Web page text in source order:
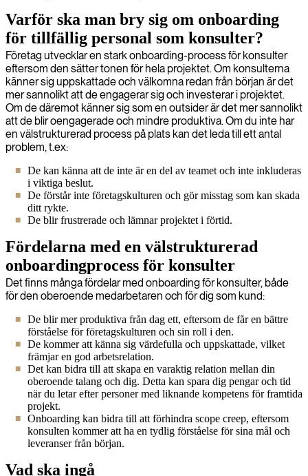
Varför ska man bry sig om onboarding
för tillfällig personal som konsulter?
Företag utvecklar en stark onboarding-process för konsulter
eftersom den sätter tonen för hela projektet. Om konsulterna
känner sig uppskattade och välkomna redan från början är det
mer sannolikt att de engagerar sig och investerar i projektet.
Om de däremot känner sig som en outsider är det mer sannolikt
att de blir oengagerade och mindre produktiva. Om du inte har
en välstrukturerad process på plats kan det leda till ett antal
problem, t.ex:
De kan känna att de inte är en del av teamet och inte inkluderas
i viktiga beslut.
De förstår inte företagskulturen och gör misstag som kan skada
ditt rykte.
De blir frustrerade och lämnar projektet i förtid.
Fördelarna med en välstrukturerad
onboardingprocess för konsulter
Det finns många fördelar med onboarding för konsulter, både
för den oberoende medarbetaren och för dig som kund:
De blir mer produktiva från dag ett, eftersom de får en bättre
förståelse för företagskulturen och sin roll i den.
De kommer att känna sig värdefulla och uppskattade, vilket
främjar en god arbetsrelation.
Det kan bidra till att skapa en varaktig relation mellan din
oberoende talang och dig. Detta kan spara dig pengar och tid
när du letar efter personer med liknande kompetens för framtida
projekt.
Onboarding kan bidra till att förhindra scope creep, eftersom
konsulten kommer att ha en tydlig förståelse för sina mål och
leveranser från början.
Vad ska ingå